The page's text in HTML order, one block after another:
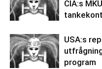
CIA:s
USA:s
program